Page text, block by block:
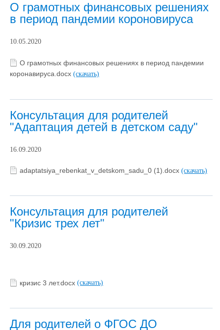
О грамотных финансовых решениях
в период пандемии короновируса
10.05.2020
О грамотных финансовых решениях в период пандемии
коронавируса.docx (скачать)
Консультация для родителей
"Адаптация детей в детском саду"
16.09.2020
adaptatsiya_rebenkat_v_detskom_sadu_0 (1).docx (скачать)
Консультация для родителей
"Кризис трех лет"
30.09.2020
кризис 3 лет.docx (скачать)
Для родителей о ФГОС ДО